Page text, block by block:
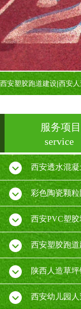
西安塑胶跑道建设|西安
服务项目
service
西安透水混
设 彩色陶瓷颗
施工 西安PVC塑
厂家 西安塑胶跑
陕西人造草
西安幼儿园